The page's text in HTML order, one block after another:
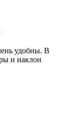
удобны. В
и наклон